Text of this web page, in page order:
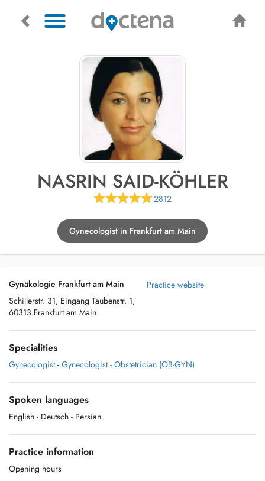
NASRIN SAID-KÖHLER
2812
Gynecologist in Frankfurt am Main
Gynäkologie Frankfurt am Main
Schillerstr. 31, Eingang Taubenstr. 1,
60313 Frankfurt am Main
Practice website
Specialities
Gynecologist - Gynecologist - Obstetrician (OB-GYN)
Spoken languages
English - Deutsch - Persian
Practice information
Opening hours